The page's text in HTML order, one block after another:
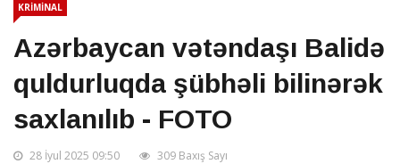
KRİMİNAL
Azərbaycan vətəndaşı Balidə
quldurluqda şübhəli bilinərək
saxlanılıb - FOTO
28 İyul 2025 09:50 309 Baxış Sayı